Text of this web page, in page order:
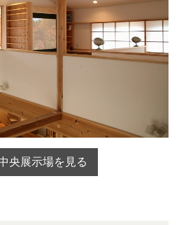
央展示場を見る